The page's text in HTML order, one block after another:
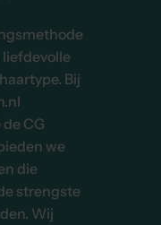
liefdevolle
Bij
CG
we
die
strengste
Wij